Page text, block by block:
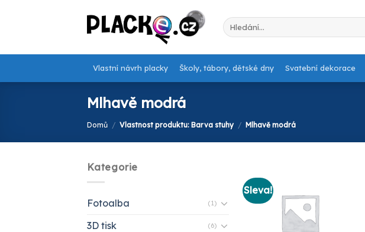
Hledat:
Vlastní návrh placky Školy, tábory, dětské dny Svatební dekorace
Mlhavě modrá
Domů / Vlastnost produktu: Barva stuhy / Mlhavě modrá
Kategorie
Fotoalba (1)
3D tisk (6)
Sleva!